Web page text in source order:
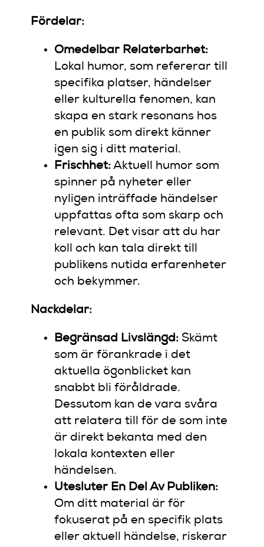
Fördelar:
Omedelbar Relaterbarhet:
Lokal humor, som refererar till
specifika platser, händelser
eller kulturella fenomen, kan
skapa en stark resonans hos
en publik som direkt känner
igen sig i ditt material.
Frischhet: Aktuell humor som
spinner på nyheter eller
nyligen inträffade händelser
uppfattas ofta som skarp och
relevant. Det visar att du har
koll och kan tala direkt till
publikens nutida erfarenheter
och bekymmer.
Nackdelar:
Begränsad Livslängd: Skämt
som är förankrade i det
aktuella ögonblicket kan
snabbt bli föråldrade.
Dessutom kan de vara svåra
att relatera till för de som inte
är direkt bekanta med den
lokala kontexten eller
händelsen.
Utesluter En Del Av Publiken:
Om ditt material är för
fokuserat på en specifik plats
eller aktuell händelse, riskerar